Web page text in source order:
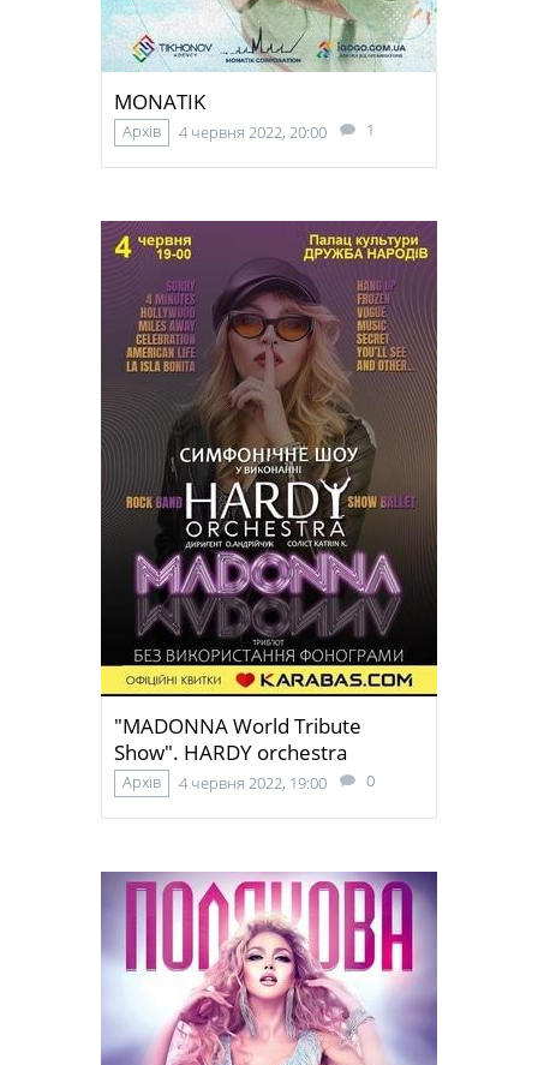
MONATIK
Архів 4 червня 2022, 20:00 1
"MADONNA World Tribute
Show". НARDY orchestra
Архів 4 червня 2022, 19:00 0